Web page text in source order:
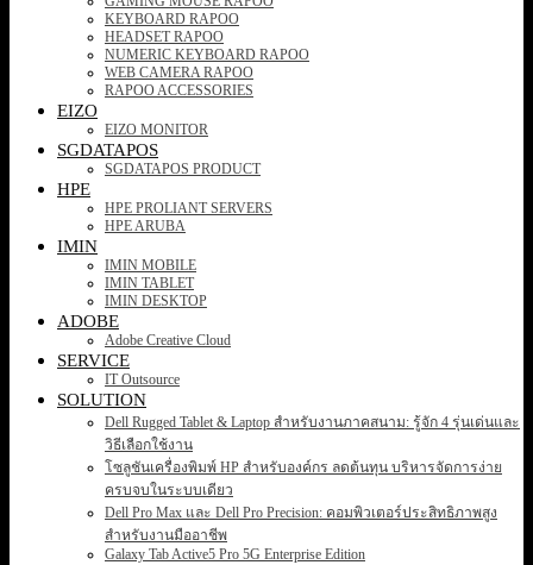
KEYBOARD RAPOO
HEADSET RAPOO
NUMERIC KEYBOARD RAPOO
WEB CAMERA RAPOO
RAPOO ACCESSORIES
EIZO
EIZO MONITOR
SGDATAPOS
SGDATAPOS PRODUCT
HPE
HPE PROLIANT SERVERS
HPE ARUBA
IMIN
IMIN MOBILE
IMIN TABLET
IMIN DESKTOP
ADOBE
Adobe Creative Cloud
SERVICE
IT Outsource
SOLUTION
Dell Rugged Tablet & Laptop สำหรับงานภาคสนาม: รู้จัก 4 รุ่นเด่นและ
วิธีเลือกใช้งาน
โซลูชันเครื่องพิมพ์ HP สำหรับองค์กร ลดต้นทุน บริหารจัดการง่าย
ครบจบในระบบเดียว
Dell Pro Max และ Dell Pro Precision: คอมพิวเตอร์ประสิทธิภาพสูง
สำหรับงานมืออาชีพ
Galaxy Tab Active5 Pro 5G Enterprise Edition